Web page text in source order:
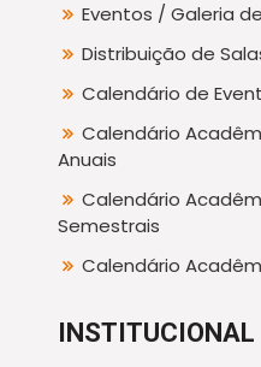
Eventos / Galeria
Distribuição de
Calendário de
Calendário
Anuais
Calendário
Semestrais
Calendário
INSTITUCIONAL